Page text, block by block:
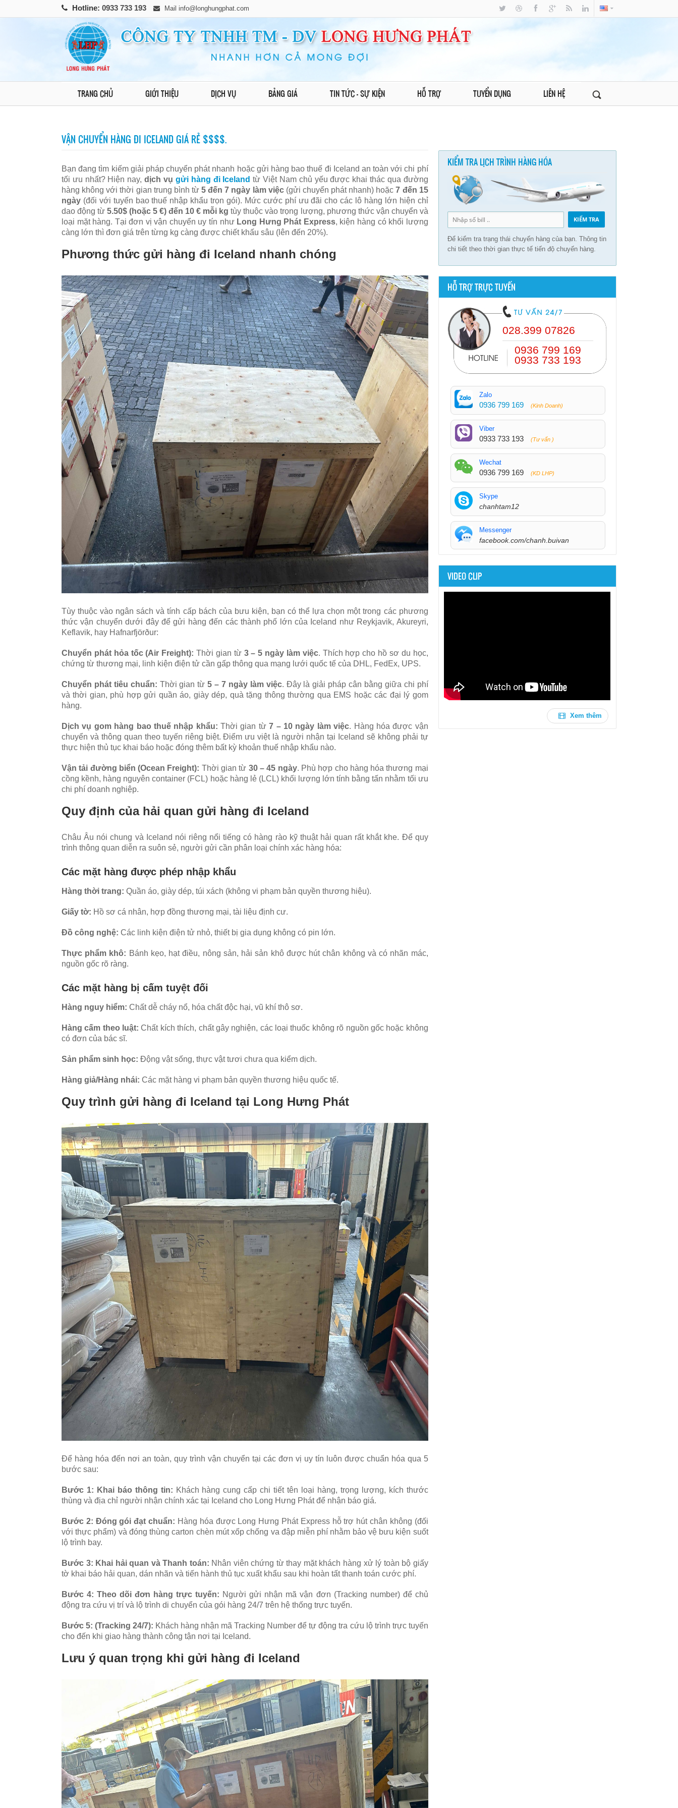
Hotline: 0933 733 193 Mail info@longhungphat.com
TRANG CHỦ GIỚI THIỆU DỊCH VỤ BẢNG GIÁ TIN TỨC - SỰ KIỆN HỖ TRỢ TUYỂN DỤNG LIÊN HỆ
VẬN CHUYỂN HÀNG ĐI ICELAND GIÁ RẺ $$$$.
Bạn đang tìm kiếm giải pháp chuyển phát nhanh hoặc gửi hàng bao thuế đi Iceland an toàn với chi phí
tối ưu nhất? Hiện nay,dịch vụ gửi hàng đi Iceland từ Việt Nam chủ yếu được khai thác qua đường
hàng không với thời gian trung bình từ5 đến 7 ngày làm việc(gửi chuyển phát nhanh) hoặc7 đến 15
ngày (đối với tuyến bao thuế nhập khẩu trọn gói). Mức cước phí ưu đãi cho các lô hàng lớn hiện chỉ
dao động từ5.50$ (hoặc 5 €) đến 10 € mỗi kg tùy thuộc vào trọng lượng, phương thức vận chuyển và
loại mặt hàng. Tại đơn vị vận chuyển uy tín như Long Hưng Phát Express, kiện hàng có khối lượng
càng lớn thì đơn giá trên từng kg càng được chiết khấu sâu (lên đến 20%).
Phương thức gửi hàng đi Iceland nhanh chóng
Tùy thuộc vào ngân sách và tính cấp bách của bưu kiện, bạn có thể lựa chọn một trong các phương
thức vận chuyển dưới đây để gửi hàng đến các thành phố lớn của Iceland như Reykjavik, Akureyri,
Keflavik, hay Hafnarfjörður:
Chuyển phát hỏa tốc (Air Freight): Thời gian từ 3 – 5 ngày làm việc. Thích hợp cho hồ sơ du học,
chứng từ thương mại, linh kiện điện tử cần gấp thông qua mạng lưới quốc tế của DHL, FedEx, UPS.
Chuyển phát tiêu chuẩn: Thời gian từ5 – 7 ngày làm việc. Đây là giải pháp cân bằng giữa chi phí
và thời gian, phù hợp gửi quần áo, giày dép, quà tặng thông thường qua EMS hoặc các đại lý gom
hàng.
Dịch vụ gom hàng bao thuế nhập khẩu: Thời gian từ7 – 10 ngày làm việc. Hàng hóa được vận
chuyển và thông quan theo tuyến riêng biệt. Điểm ưu việt là người nhận tại Iceland sẽ không phải tự
thực hiện thủ tục khai báo hoặc đóng thêm bất kỳ khoản thuế nhập khẩu nào.
Vận tải đường biển (Ocean Freight): Thời gian từ 30 – 45 ngày. Phù hợp cho hàng hóa thương mại
cồng kềnh, hàng nguyên container (FCL) hoặc hàng lẻ (LCL) khối lượng lớn tính bằng tấn nhằm tối ưu
chi phí doanh nghiệp.
Quy định của hải quan gửi hàng đi Iceland
Châu Âu nói chung và Iceland nói riêng nổi tiếng có hàng rào kỹ thuật hải quan rất khắt khe. Để quy
trình thông quan diễn ra suôn sẻ, người gửi cần phân loại chính xác hàng hóa:
Các mặt hàng được phép nhập khẩu
Hàng thời trang: Quần áo, giày dép, túi xách (không vi phạm bản quyền thương hiệu).
Giấy tờ: Hồ sơ cá nhân, hợp đồng thương mại, tài liệu định cư.
Đồ công nghệ: Các linh kiện điện tử nhỏ, thiết bị gia dụng không có pin lớn.
Thực phẩm khô: Bánh kẹo, hạt điều, nông sản, hải sản khô được hút chân không và có nhãn mác,
nguồn gốc rõ ràng.
Các mặt hàng bị cấm tuyệt đối
Hàng nguy hiểm: Chất dễ cháy nổ, hóa chất độc hại, vũ khí thô sơ.
Hàng cấm theo luật: Chất kích thích, chất gây nghiện, các loại thuốc không rõ nguồn gốc hoặc không
có đơn của bác sĩ.
Sản phẩm sinh học: Động vật sống, thực vật tươi chưa qua kiểm dịch.
Hàng giả/Hàng nhái: Các mặt hàng vi phạm bản quyền thương hiệu quốc tế.
Quy trình gửi hàng đi Iceland tại Long Hưng Phát
Để hàng hóa đến nơi an toàn, quy trình vận chuyển tại các đơn vị uy tín luôn được chuẩn hóa qua 5
bước sau:
Bước 1: Khai báo thông tin: Khách hàng cung cấp chi tiết tên loại hàng, trọng lượng, kích thước
thùng và địa chỉ người nhận chính xác tại Iceland cho Long Hưng Phát để nhận báo giá.
Bước 2: Đóng gói đạt chuẩn: Hàng hóa được Long Hưng Phát Express hỗ trợ hút chân không (đối
với thực phẩm) và đóng thùng carton chèn mút xốp chống va đập miễn phí nhằm bảo vệ bưu kiện suốt
lộ trình bay.
Bước 3: Khai hải quan và Thanh toán: Nhân viên chứng từ thay mặt khách hàng xử lý toàn bộ giấy
tờ khai báo hải quan, dán nhãn và tiến hành thủ tục xuất khẩu sau khi hoàn tất thanh toán cước phí.
Bước 4: Theo dõi đơn hàng trực tuyến: Người gửi nhận mã vận đơn (Tracking number) để chủ
động tra cứu vị trí và lộ trình di chuyển của gói hàng 24/7 trên hệ thống trực tuyến.
Bước 5: (Tracking 24/7): Khách hàng nhận mã Tracking Number để tự động tra cứu lộ trình trực tuyến
cho đến khi giao hàng thành công tận nơi tại Iceland.
Lưu ý quan trọng khi gửi hàng đi Iceland
KIỂM TRA LỊCH TRÌNH HÀNG HÓA
Để kiểm tra trạng thái chuyến hàng của bạn. Thông tin
chi tiết theo thời gian thực tế tiến độ chuyến hàng.
HỖ TRỢ TRỰC TUYẾN
028.399 07826
0936 799 169
0933 733 193
Zalo
0936 799 169 (Kinh Doanh)
Viber
0933 733 193 (Tư vấn )
Wechat
0936 799 169 (KD LHP)
Skype
chanhtam12
Messenger
facebook.com/chanh.buivan
VIDEO CLIP
Xem thêm